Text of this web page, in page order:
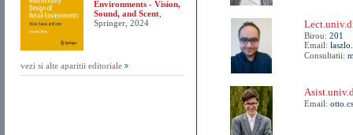
Environments - Vision,
Sound, and Scent
Springer, 2024
vezi si alte aparitii editoriale
Birou: 201
Email:
Consultatii:
Email: